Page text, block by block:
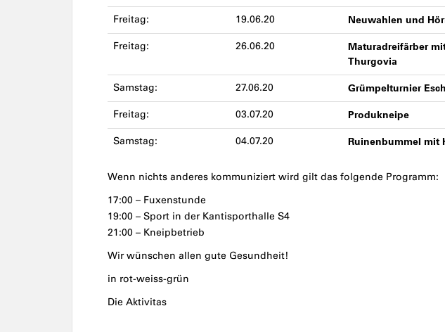
Freitag: 19.06.20 Neuwahlen und
Freitag: 26.06.20
Maturadreifärber
Thurgovia
Samstag: 27.06.20 Grümpelturnier
Freitag: 03.07.20 Produkneipe
Samstag: 04.07.20 Ruinenbummel mit
Wenn nichts anderes kommuniziert wird gilt das folgende Programm:
17:00 – Fuxenstunde
19:00 – Sport in der Kantisporthalle S4
21:00 – Kneipbetrieb
Wir wünschen allen gute Gesundheit!
in rot-weiss-grün
Die Aktivitas